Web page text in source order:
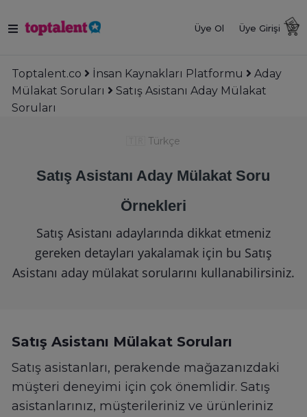
Üye Ol Üye Girişi
Toptalent.co İnsan Kaynakları Platformu
Aday
Mülakat Soruları
Satış Asistanı Aday Mülakat
Soruları
Türkçe
Satış Asistanı Aday Mülakat Soru
Örnekleri
Satış Asistanı adaylarında dikkat etmeniz
gereken detayları yakalamak için bu Satış
Asistanı aday mülakat sorularını kullanabilirsiniz.
Satış Asistanı Mülakat Soruları
Satış asistanları, perakende mağazanızdaki
müşteri deneyimi için çok önemlidir. Satış
asistanlarınız, müşterileriniz ve ürünleriniz